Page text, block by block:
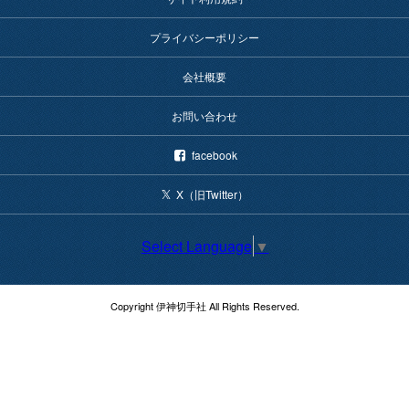
プライバシーポリシー
会社概要
お問い合わせ
facebook
X（旧Twitter）
Select Language ▼
Copyright 伊神切手社 All Rights Reserved.